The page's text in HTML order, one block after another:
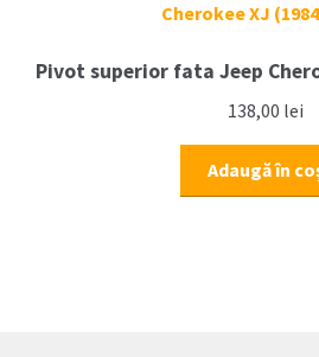
Pivot superior fata Jeep
138,00 lei
Adaugă în